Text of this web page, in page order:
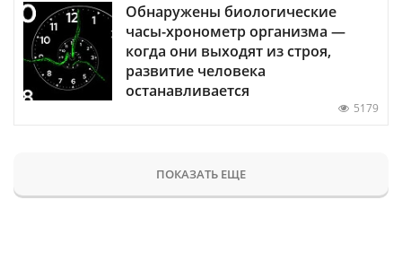
Обнаружены биологические
часы-хронометр организма —
когда они выходят из строя,
развитие человека
останавливается
5179
ПОКАЗАТЬ ЕЩЕ